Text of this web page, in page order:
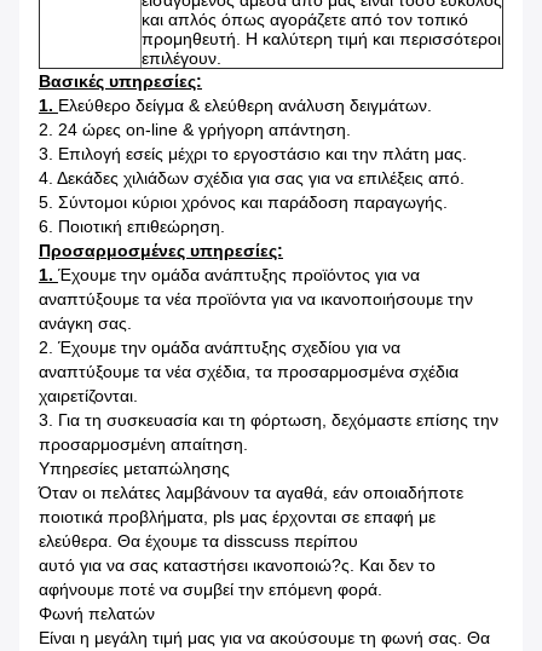
και απλός όπως αγοράζετε από τον τοπικό
προμηθευτή. Η καλύτερη τιμή και περισσότεροι
επιλέγουν.
Βασικές υπηρεσίες:
1. Ελεύθερο δείγμα & ελεύθερη ανάλυση δειγμάτων.
2. 24 ώρες on-line & γρήγορη απάντηση.
3. Επιλογή εσείς μέχρι το εργοστάσιο και την πλάτη μας.
4. Δεκάδες χιλιάδων σχέδια για σας για να επιλέξεις από.
5. Σύντομοι κύριοι χρόνος και παράδοση παραγωγής.
6. Ποιοτική επιθεώρηση.
Προσαρμοσμένες υπηρεσίες:
1. Έχουμε την ομάδα ανάπτυξης προϊόντος για να
αναπτύξουμε τα νέα προϊόντα για να ικανοποιήσουμε την
ανάγκη σας.
2. Έχουμε την ομάδα ανάπτυξης σχεδίου για να
αναπτύξουμε τα νέα σχέδια, τα προσαρμοσμένα σχέδια
χαιρετίζονται.
3. Για τη συσκευασία και τη φόρτωση, δεχόμαστε επίσης την
προσαρμοσμένη απαίτηση.
Υπηρεσίες μεταπώλησης
Όταν οι πελάτες λαμβάνουν τα αγαθά, εάν οποιαδήποτε
ποιοτικά προβλήματα, pls μας έρχονται σε επαφή με
ελεύθερα. Θα έχουμε τα disscuss περίπου
αυτό για να σας καταστήσει ικανοποιώ?ς. Και δεν το
αφήνουμε ποτέ να συμβεί την επόμενη φορά.
Φωνή πελατών
Είναι η μεγάλη τιμή μας για να ακούσουμε τη φωνή σας. Θα